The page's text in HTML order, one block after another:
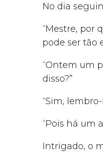
No dia
“Mestre, por
pode ser tão
“Ontem um
disso?”
“Sim, lembro-
“Pois há um
Intrigado, o